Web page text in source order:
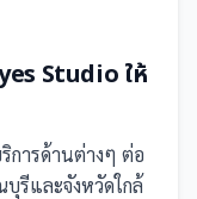
Studio ให้
การด้านต่างๆ ต่อ
รีและจังหวัดใกล้